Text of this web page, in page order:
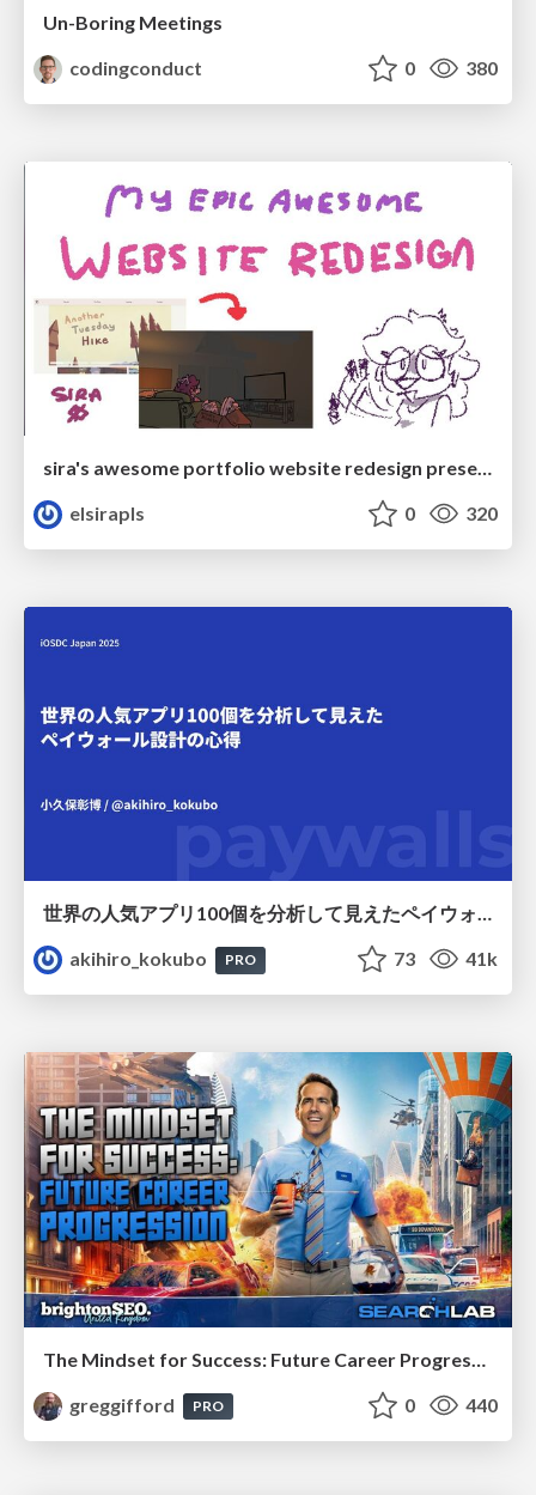
Un-Boring Meetings
codingconduct
0 380
sira's awesome portfolio website redesign presentation
elsirapls
0 320
世界の人気アプリ100個を分析して見えたペイウォール設計の心得
akihiro_kokubo
PRO 73 41k
The Mindset for Success: Future Career Progression
greggifford
PRO 0 440